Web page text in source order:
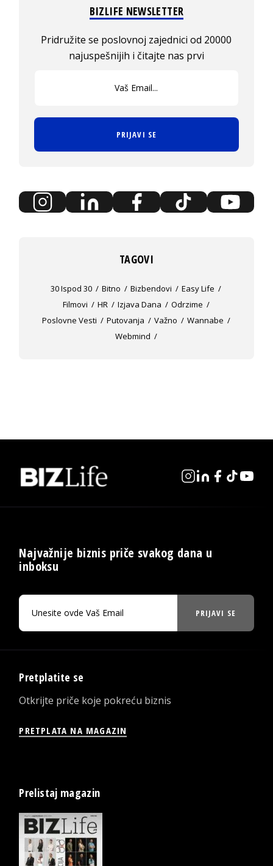
BIZLIFE NEWSLETTER
Pridružite se poslovnoj zajednici od 20000
najuspešnijih i čitajte nas prvi
PRIJAVI SE
TAGOVI
30 Ispod 30 Bitno Bizbendovi
Easy Life
Filmovi
HR Izjava Dana
Odrzime
Poslovne Vesti
Putovanja Važno
Wannabe
Webmind
Najvažnije biznis priče svakog dana u
inboksu
PRIJAVI SE
Pretplatite se
Otkrijte priče koje pokreću biznis
PRETPLATA NA MAGAZIN
Prelistaj magazin